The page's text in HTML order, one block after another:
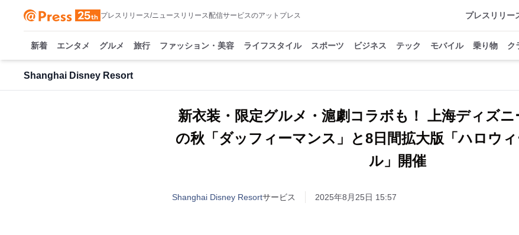
プレスリリース/ニュースリリース配信サービスのアットプレス プレスリリー
新着 エンタメ グルメ 旅行 ファッション・美容 ライフスタイル スポーツ ビジネス テック モバイル 乗り物 ク
Shanghai Disney Resort
新衣装・限定グルメ・滬劇コラボも！ 上海ディズニ
の秋「ダッフィーマンス」と8日間拡大版「ハロウ
ル」開催
Shanghai Disney Resortサービス 2025年8月25日 15:57